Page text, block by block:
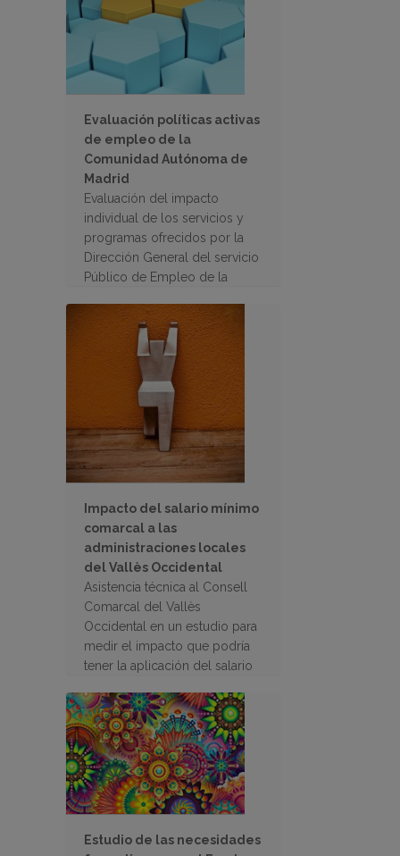
Evaluación políticas activas
de empleo de la
Comunidad Autónoma de
Madrid
Evaluación del impacto
individual de los servicios y
programas ofrecidos por la
Dirección General del servicio
Público de Empleo de la
Impacto del salario mínimo
comarcal a las
administraciones locales
del Vallès Occidental
Asistencia técnica al Consell
Comarcal del Vallès
Occidental en un estudio para
medir el impacto que podría
tener la aplicación del salario
administraciones locales de la
comarca
Estudio de las necesidades